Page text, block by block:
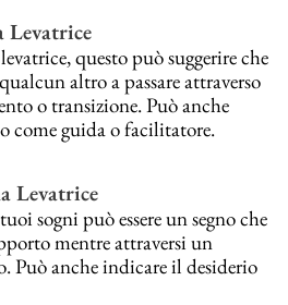
Levatrice
questo può suggerire che
altro a passare attraverso
o transizione. Può anche
come guida o facilitatore.
Levatrice
sogni può essere un segno che
mentre attraversi un
Può anche indicare il desiderio